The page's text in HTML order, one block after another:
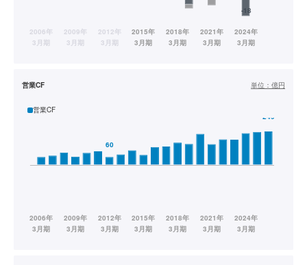
営業CF 単位： 億円
営業CF